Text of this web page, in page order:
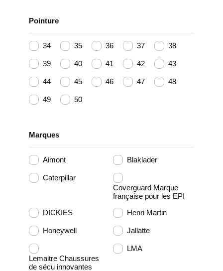
Pointure
34 35 36 37 38
39 40 41 42 43
44 45 46 47 48
49 50
Marques
Aimont Blaklader
Caterpillar
Coverguard Marque
française pour les EPI
DICKIES
Henri Martin
Honeywell Jallatte
Lemaitre Chaussures
de sécu innovantes
LMA